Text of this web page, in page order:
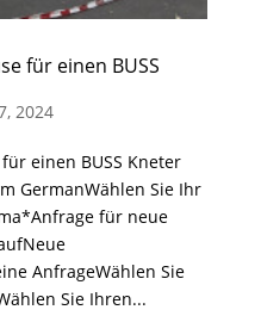
für einen BUSS
2024
einen BUSS Kneter
GermanWählen Sie Ihr
für neue
AnfrageWählen Sie
Sie Ihren...